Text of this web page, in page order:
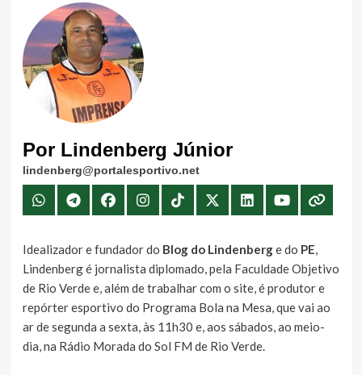
Por Lindenberg Júnior
lindenberg@portalesportivo.net
Idealizador e fundador do Blog do Lindenberge do PE,
Lindenberg é jornalista diplomado, pela Faculdade Objetivo
de Rio Verde e, além de trabalhar com o site, é produtor e
repórter esportivo do Programa Bola na Mesa, que vai ao
ar de segunda a sexta, às 11h30 e, aos sábados, ao meio-
dia, na Rádio Morada do Sol FM de Rio Verde.